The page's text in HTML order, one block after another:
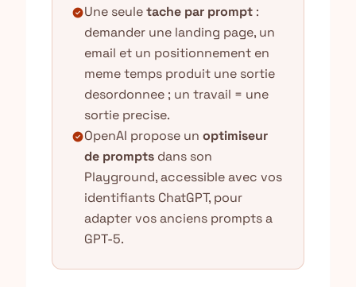
check_circleUne seuletache par prompt :
demander une landing page, un
email et un positionnement en
meme temps produit une sortie
desordonnee ; un travail = une
sortie precise.
check_circleOpenAI propose un optimiseur
de prompts dans son
Playground, accessible avec vos
identifiants ChatGPT, pour
adapter vos anciens prompts a
GPT-5.